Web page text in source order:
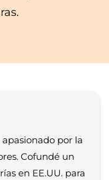
por la
Cofundé un
en EE.UU. para